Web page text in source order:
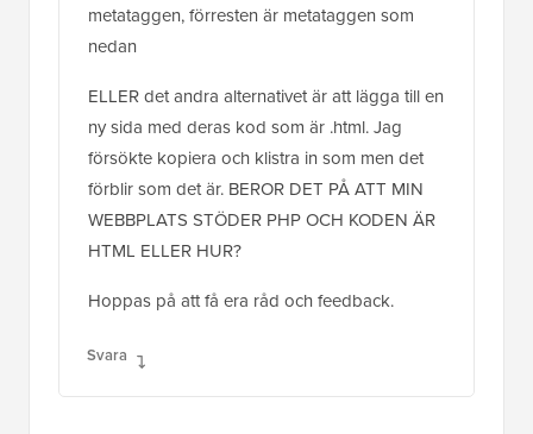
metataggen, förresten är metataggen som
nedan
ELLER det andra alternativet är att lägga till en
ny sida med deras kod som är .html. Jag
försökte kopiera och klistra in som men det
förblir som det är. BEROR DET PÅ ATT MIN
WEBBPLATS STÖDER PHP OCH KODEN ÄR
HTML ELLER HUR?
Hoppas på att få era råd och feedback.
Svara